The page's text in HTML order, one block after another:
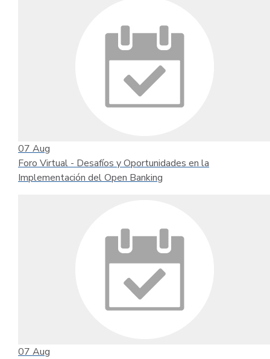
07 Aug
Foro Virtual - Desafíos y Oportunidades en la
Implementación del Open Banking
07 Aug